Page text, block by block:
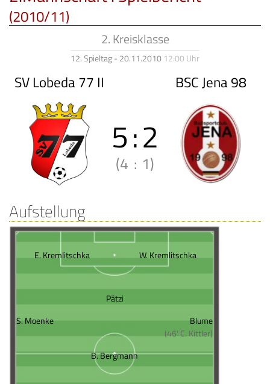
(2010/11)
2. Kreisklasse
12. Spieltag - 20.11.2010 12:00 Uhr
SV Lobeda 77 II BSC Jena 98
5:2
(4 : 1)
Aufstellung
E. Kremlitschka W. Kremlitschka
Pätzi
S. Moenke
Blume
(46' C. Kittler)
B. Bergmann